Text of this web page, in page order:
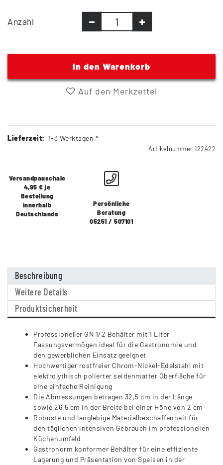
Anzahl
In den Warenkorb
Auf den Merkzettel
Lieferzeit: 1-3 Werktagen *
Artikelnummer 122422
Versandpauschale
4,95 € je
Bestellung
innerhalb
Deutschlands
Persönliche
Beratung
05251 / 507101
Beschreibung
Weitere Details
Produktsicherheit
Professioneller GN 1/2 Behälter mit 1 Liter
Fassungsvermögen ideal für die Gastronomie und
den gewerblichen Einsatz geeignet
Hochwertiger rostfreier Chrom-Nickel-Edelstahl mit
elektrolythisch polierter seidenmatter Oberfläche für
eine einfache Reinigung
Die Abmessungen betragen 32,5 cm in der Länge
sowie 26,5 cm in der Breite bei einer Höhe von 2 cm
Robuste und langlebige Materialbeschaffenheit für
den täglichen intensiven Gebrauch im professionellen
Küchenumfeld
Gastronorm konformer Behälter für eine effiziente
Lagerung und Präsentation von Speisen in der